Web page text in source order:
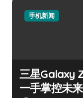
手机新闻
三星Galaxy
一手掌控未